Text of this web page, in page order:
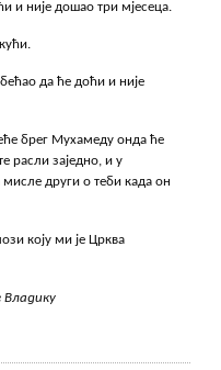
и није дошао три мјесеца.
да ће доћи и није
брег Мухамеду онда ће
расли заједно, и у
други о теби када он
коју ми је Црква
Владику